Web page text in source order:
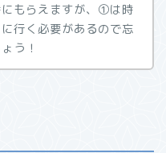
もらえますが、①は時
行く必要があるので忘
う！